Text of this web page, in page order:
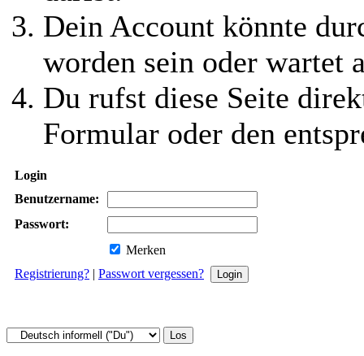
Dein Account könnte
worden sein oder wartet
Du rufst diese Seite
Formular oder den
Login
Benutzername:
Passwort:
Merken
Registrierung? | Passwort vergessen?